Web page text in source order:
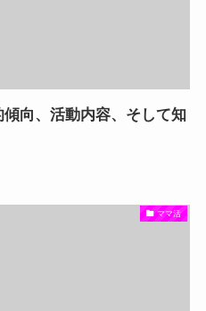
向、活動内容、そして知
ママ活